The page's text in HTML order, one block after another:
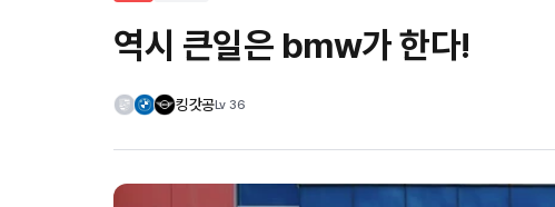
역시 큰일은 bmw가 한다!
킹갓공Lv36